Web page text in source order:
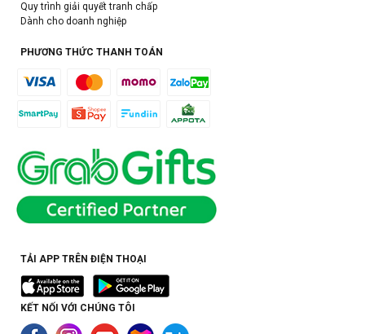
Quy trình giải quyết tranh chấp
Dành cho doanh nghiệp
PHƯƠNG THỨC THANH TOÁN
TẢI APP TRÊN ĐIỆN THOẠI
KẾT NỐI VỚI CHÚNG TÔI